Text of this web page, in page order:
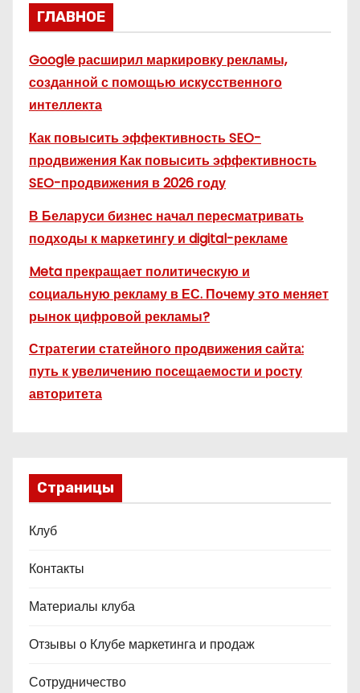
ГЛАВНОЕ
Google расширил маркировку рекламы,
созданной с помощью искусственного
интеллекта
Как повысить эффективность SEO-
продвижения Как повысить эффективность
SEO-продвижения в 2026 году
В Беларуси бизнес начал пересматривать
подходы к маркетингу и digital-рекламе
Meta прекращает политическую и
социальную рекламу в ЕС. Почему это меняет
рынок цифровой рекламы?
Стратегии статейного продвижения сайта:
путь к увеличению посещаемости и росту
авторитета
Страницы
Клуб
Контакты
Материалы клуба
Отзывы о Клубе маркетинга и продаж
Сотрудничество